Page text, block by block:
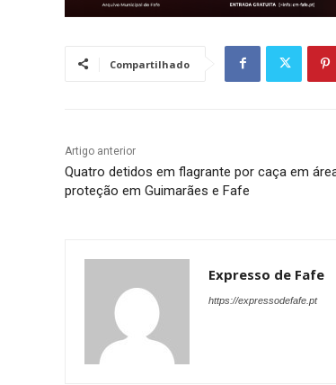
Compartilhado
Artigo anterior
Quatro detidos em flagrante por caça em
proteção em Guimarães e Fafe
Expresso de Fafe
https://expressodefafe.pt